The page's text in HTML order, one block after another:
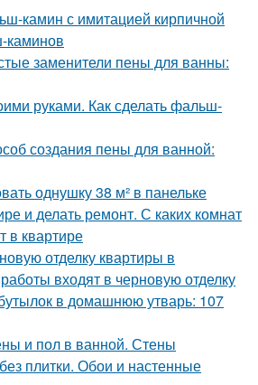
камин с имитацией кирпичной
каминов
заменители пены для ванны:
руками. Как сделать фальш-
создания пены для ванной:
однушку 38 м² в панельке
и делать ремонт. С каких комнат
в квартире
отделку квартиры в
входят в черновую отделку
в домашнюю утварь: 107
и пол в ванной. Стены
плитки. Обои и настенные